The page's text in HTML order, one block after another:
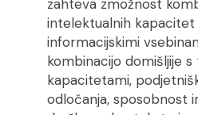
zahteva zmožnost
intelektualnih kapacitet
informacijskimi
kombinacijo domišljije
kapacitetami,
odločanja, sposobnost